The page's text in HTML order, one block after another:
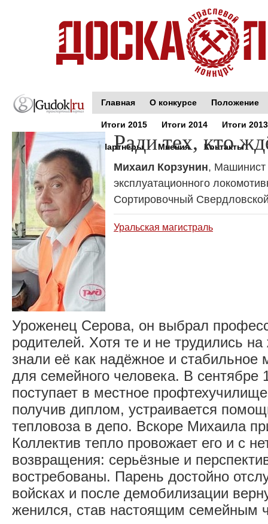
Главная О конкурсе Положение
Итоги 2015 Итоги 2014 Итоги 2013
Партнеры Мнения Контакты
Ради тех, кто
Михаил Корзунин, Машинист
эксплуатационного
Сортировочный
Уральская магистраль
Уроженец Серова, он выбрал
родителей. Хотя те и не трудились
знали её как надёжное и стабильное
для семейного человека. В сентябре
поступает в местное
получив диплом, устраивается
тепловоза в депо. Вскоре Михаила
Коллектив тепло провожает его и с
возвращения: серьёзные и
востребованы. Парень достойно
войсках и после демобилизации
женился, став настоящим семейным